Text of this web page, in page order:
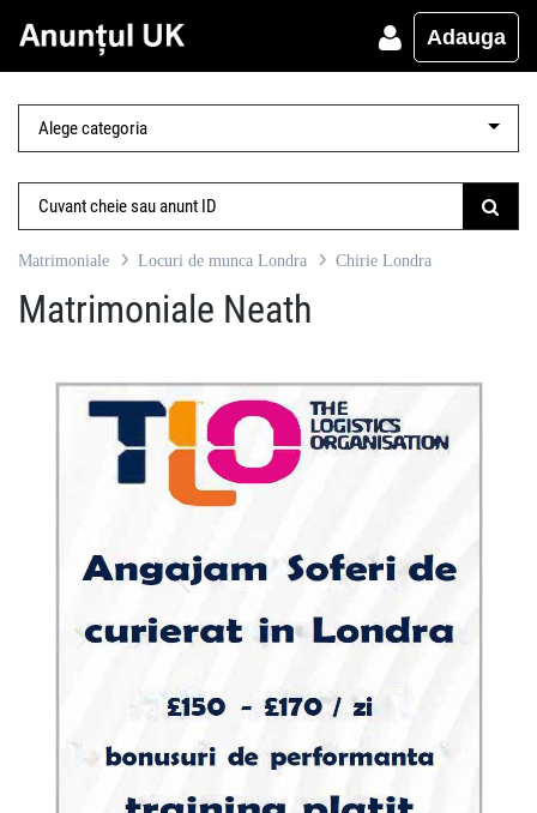
Adauga
Matrimoniale Locuri de munca Londra Chirie Londra
Matrimoniale Neath